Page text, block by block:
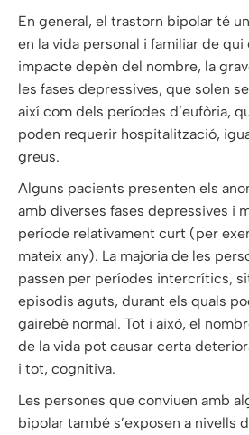
En general, el trastorn bipolar té
en la vida personal i familiar de
impacte depèn del nombre, la
les fases depressives, que solen
així com dels períodes d’eufòria,
poden requerir hospitalització,
greus.
Alguns pacients presenten els
amb diverses fases depressives i
període relativament curt (per
mateix any). La majoria de les
passen per períodes intercrítics,
episodis aguts, durant els quals
gairebé normal. Tot i això, el
de la vida pot causar certa
i tot, cognitiva.
Les persones que conviuen amb
bipolar també s’exposen a nivells